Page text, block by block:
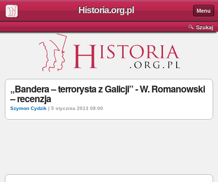
Historia.org.pl Menu
Szukaj
„Bandera – terrorysta z Galicji” - W. Romanowski
– recenzja
Szymon Cydzik | 5 stycznia 2013 08:00